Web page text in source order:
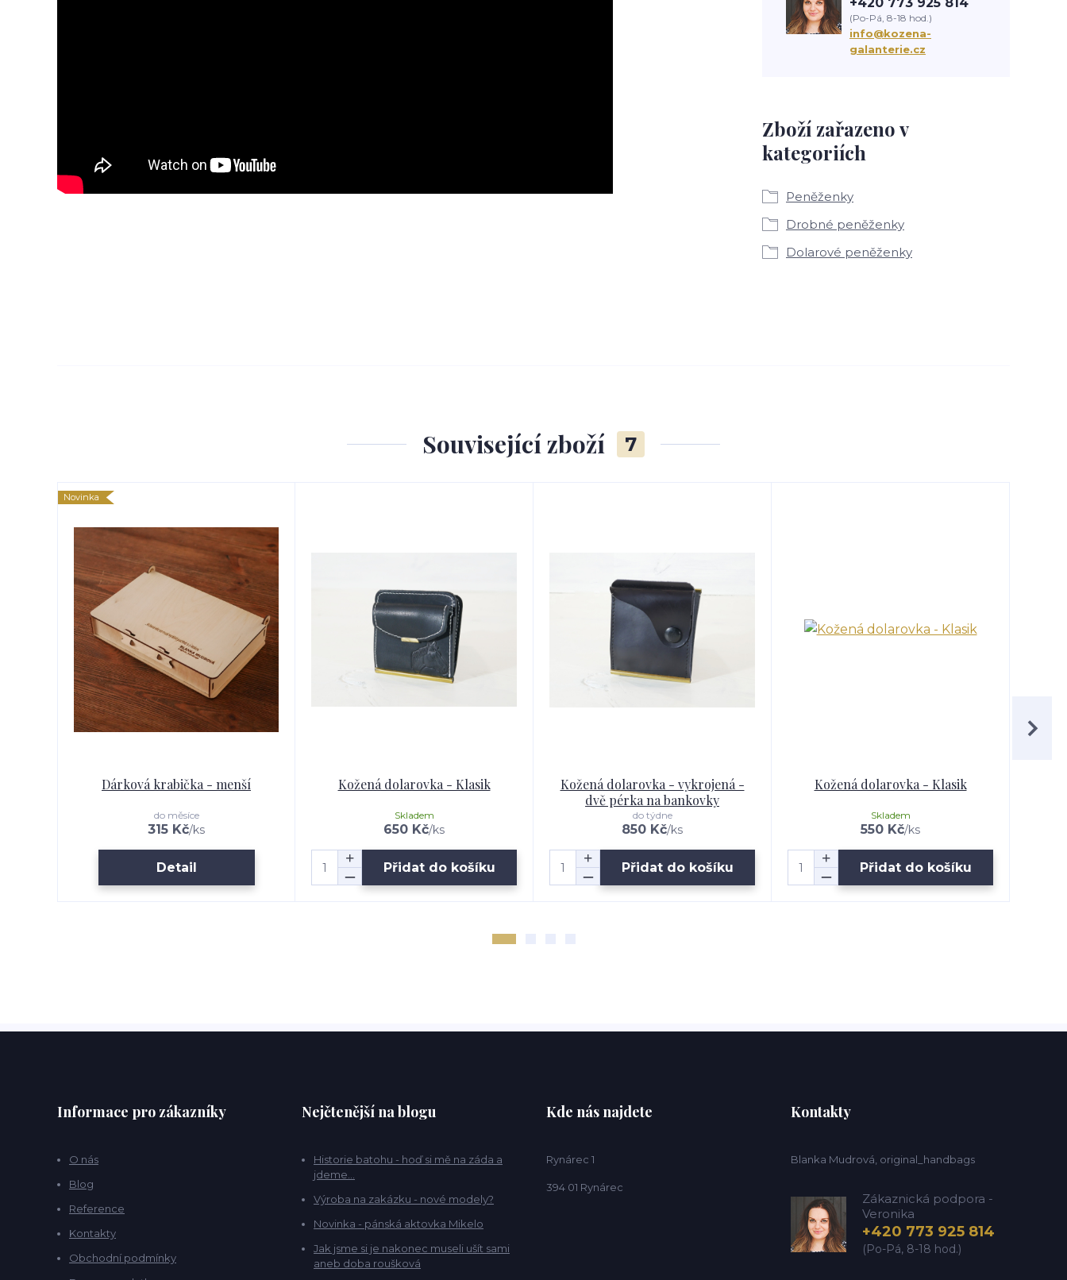
Zboží zařazeno v
kategoriích
Peněženky
Drobné peněženky
Dolarové peněženky
(Po-Pá, 8-18 hod.)
info@kozena-
galanterie.cz
Související zboží 7
Novinka
Dárková krabička - menší
315 Kč/ks
do měsíce
Detail
Kožená dolarovka - Klasik
650 Kč/ks
Skladem
Přidat do košíku
Kožená dolarovka - vykrojená -
dvě pérka na bankovky
850 Kč/ks
do týdne
Přidat do košíku
Kožená dolarovka - Klasik
550 Kč/ks
Skladem
Přidat do košíku
Informace pro zákazníky
O nás
Blog
Reference
Kontakty
Obchodní podmínky
Nejčtenější na blogu
Historie batohu - hoď si mě na záda a
jdeme...
Výroba na zakázku - nové modely?
Novinka - pánská aktovka Mikelo
Jak jsme si je nakonec museli ušít sami
aneb doba roušková
Kde nás najdete
Rynárec 1
394 01 Rynárec
Kontakty
Blanka Mudrová, original_handbags
Zákaznická podpora -
Veronika
+420 773 925 814
(Po-Pá, 8-18 hod.)